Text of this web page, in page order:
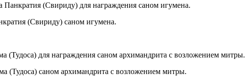
Панкратия (Свириду) для награждения саном игумена.
(Свириду) саном игумена.
(Тудоса) для награждения саном архимандрита с возложением митры.
(Тудоса) саном архимандрита с возложением митры.